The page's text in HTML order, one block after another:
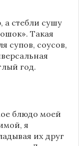
а стебли сушу
Такая
супов, соусов,
год.
блюдо моей
я
их друг